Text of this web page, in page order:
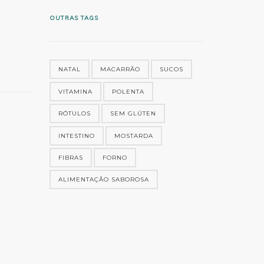
OUTRAS TAGS
NATAL MACARRÃO SUCOS
VITAMINA POLENTA
RÓTULOS SEM GLÚTEN
INTESTINO MOSTARDA
FIBRAS FORNO
ALIMENTAÇÃO SABOROSA